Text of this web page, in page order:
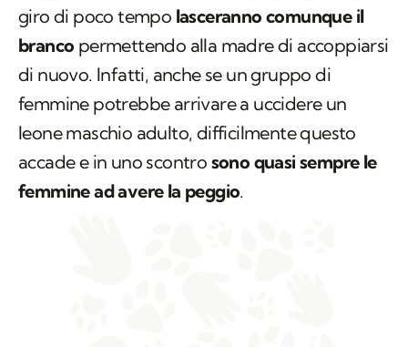
giro di poco tempo lasceranno comunque il
branco permettendo alla madre di accoppiarsi
di nuovo. Infatti, anche se un gruppo di
femmine potrebbe arrivare a uccidere un
leone maschio adulto, difficilmente questo
accade e in uno scontro sono quasi sempre le
femmine ad avere la peggio.